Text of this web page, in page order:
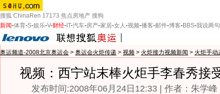
搜狐 ChinaRen 17173 焦点房地产 搜狗
新闻-体育-S-娱乐-V-财经- IT-汽车-房产-家居-女人-视频-播客-邮件-博客-BBS-我说两句
奥运频道-2008北京奥运会 > 奥运会火炬传递 > 视频 > 火炬接力视频新闻 > 火炬手动
视频：西宁站末棒火炬手李春秀接
发布时间:2008年06月24日12:33 | 作者：朱学